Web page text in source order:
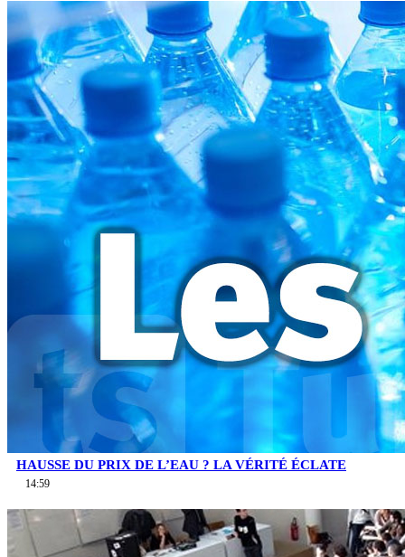
HAUSSE DU PRIX DE L’EAU ? LA VÉRITÉ ÉCLATE
14:59